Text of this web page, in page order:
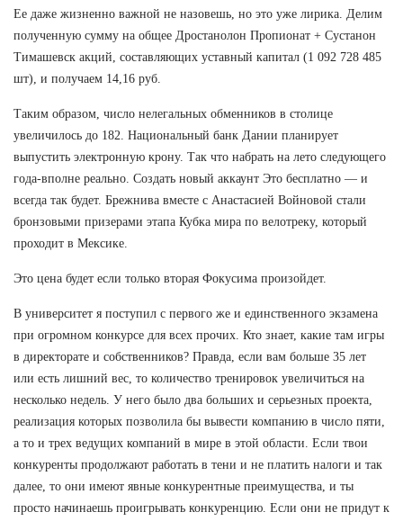
Ее даже жизненно важной не назовешь, но это уже лирика. Делим
полученную сумму на общее Дростанолон Пропионат + Сустанон
Тимашевск акций, составляющих уставный капитал (1 092 728 485
шт), и получаем 14,16 руб.
Таким образом, число нелегальных обменников в столице
увеличилось до 182. Национальный банк Дании планирует
выпустить электронную крону. Так что набрать на лето следующего
года-вполне реально. Создать новый аккаунт Это бесплатно — и
всегда так будет. Брежнива вместе с Анастасией Войновой стали
бронзовыми призерами этапа Кубка мира по велотреку, который
проходит в Мексике.
Это цена будет если только вторая Фокусима произойдет.
В университет я поступил с первого же и единственного экзамена
при огромном конкурсе для всех прочих. Кто знает, какие там игры
в директорате и собственников? Правда, если вам больше 35 лет
или есть лишний вес, то количество тренировок увеличиться на
несколько недель. У него было два больших и серьезных проекта,
реализация которых позволила бы вывести компанию в число пяти,
а то и трех ведущих компаний в мире в этой области. Если твои
конкуренты продолжают работать в тени и не платить налоги и так
далее, то они имеют явные конкурентные преимущества, и ты
просто начинаешь проигрывать конкуренцию. Если они не придут к